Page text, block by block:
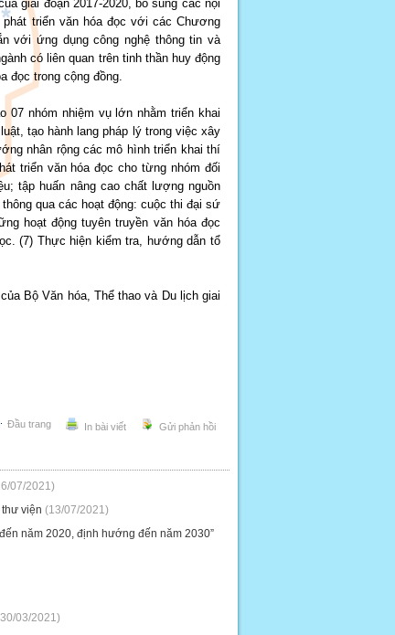
giai đoạn 2017-2020, bổ sung các nội
triển văn hóa đọc với các Chương
với ứng dụng công nghệ thông tin và
có liên quan trên tinh thần huy động
đọc trong cộng đồng.
07 nhóm nhiệm vụ lớn nhằm triển khai
tạo hành lang pháp lý trong việc xây
nhân rộng các mô hình triển khai thí
triển văn hóa đọc cho từng nhóm đối
tập huấn nâng cao chất lượng nguồn
qua các hoạt động: cuộc thi đại sứ
hoạt động tuyên truyền văn hóa đọc
(7) Thực hiện kiểm tra, hướng dẫn tổ
Bộ Văn hóa, Thể thao và Du lịch giai
Gửi phản hồi
In bài viết
Đầu trang
07/2021)
viện (13/07/2021)
năm 2020, định hướng đến năm 2030”
03/2021)